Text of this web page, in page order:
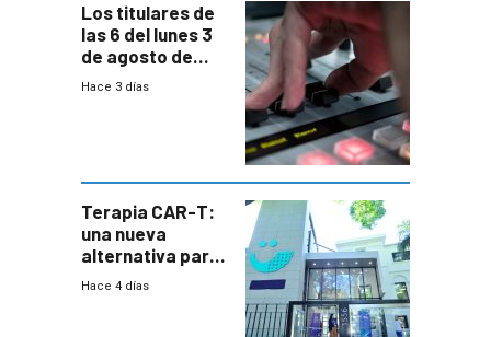
Los titulares de
las 6 del lunes 3
de agosto de
2026
Hace 3 días
Terapia CAR-T:
una nueva
alternativa para
niños y
Hace 4 días